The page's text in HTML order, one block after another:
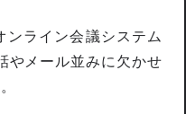
ンライン会議システム
やメール並みに欠かせ